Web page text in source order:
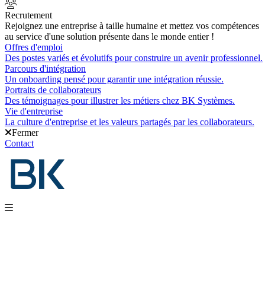
Recrutement
Rejoignez une entreprise à taille humaine et mettez vos compétences
au service d'une solution présente dans le monde entier !
Offres d'emploi
Des postes variés et évolutifs pour construire un avenir professionnel.
Parcours d'intégration
Un onboarding pensé pour garantir une intégration réussie.
Portraits de collaborateurs
Des témoignages pour illustrer les métiers chez BK Systèmes.
Vie d'entreprise
La culture d'entreprise et les valeurs partagés par les collaborateurs.
Fermer
Contact